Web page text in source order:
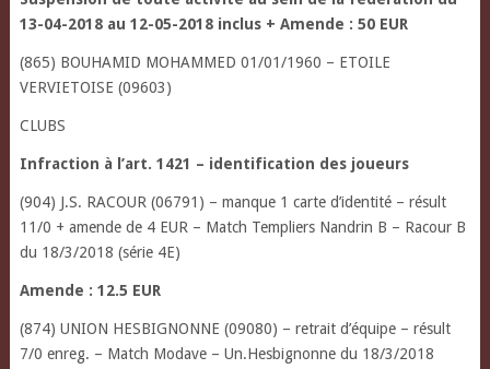
13-04-2018 au 12-05-2018 inclus + Amende : 50 EUR
(865) BOUHAMID MOHAMMED 01/01/1960 – ETOILE
VERVIETOISE (09603)
CLUBS
Infraction à l’art. 1421 – identification des joueurs
(904) J.S. RACOUR (06791) – manque 1 carte d’identité – résult
11/0 + amende de 4 EUR – Match Templiers Nandrin B – Racour B
du 18/3/2018 (série 4E)
Amende : 12.5 EUR
(874) UNION HESBIGNONNE (09080) – retrait d’équipe – résult
7/0 enreg. – Match Modave – Un.Hesbignonne du 18/3/2018